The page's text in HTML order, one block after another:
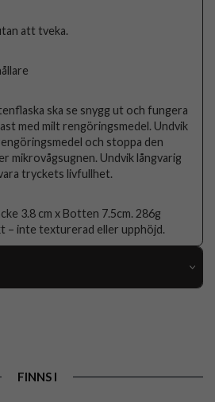
att tveka.
ska se snygg ut och fungera
med milt rengöringsmedel. Undvik
och stoppa den
mikrovågsugnen. Undvik långvarig
tryckets livfullhet.
3.8 cm x Botten 7.5cm. 286g
– inte texturerad eller upphöjd.
FINNS I